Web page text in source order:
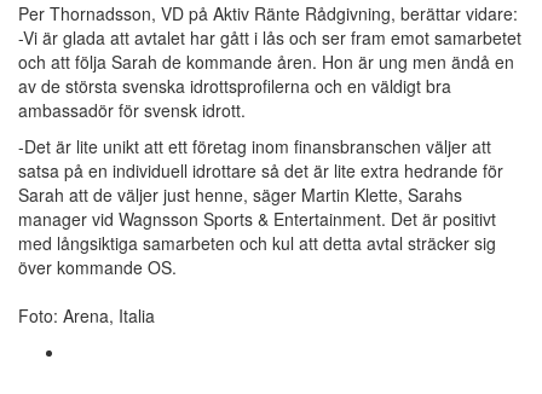
Per Thornadsson, VD på Aktiv Ränte Rådgivning, berättar vidare:
-Vi är glada att avtalet har gått i lås och ser fram emot samarbetet
och att följa Sarah de kommande åren. Hon är ung men ändå en
av de största svenska idrottsprofilerna och en väldigt bra
ambassadör för svensk idrott.
-Det är lite unikt att ett företag inom finansbranschen väljer att
satsa på en individuell idrottare så det är lite extra hedrande för
Sarah att de väljer just henne, säger Martin Klette, Sarahs
manager vid Wagnsson Sports & Entertainment. Det är positivt
med långsiktiga samarbeten och kul att detta avtal sträcker sig
över kommande OS.
Foto: Arena, Italia